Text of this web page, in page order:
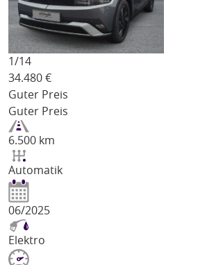
1/14
34.480 €
Guter Preis
Guter Preis
6.500 km
Automatik
06/2025
Elektro